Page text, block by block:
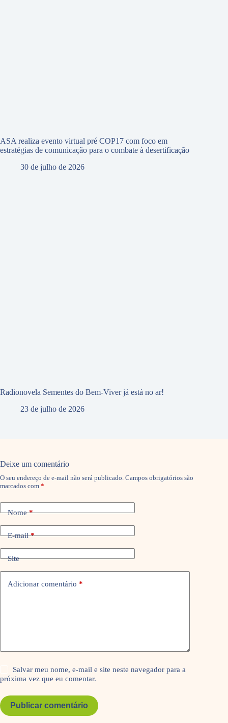
ASA realiza evento virtual pré COP17 com foco em
estratégias de comunicação para o combate à desertificação
30 de julho de 2026
Radionovela Sementes do Bem-Viver já está no ar!
23 de julho de 2026
Deixe um comentário
O seu endereço de e-mail não será publicado. Campos obrigatórios são
marcados com *
Nome*
E-mail*
Site
Adicionar comentário *
Salvar meu nome, e-mail e site neste navegador para a
próxima vez que eu comentar.
Publicar comentário